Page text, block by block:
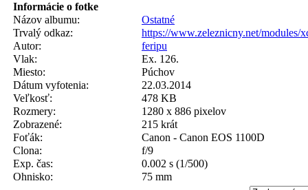
Informácie o fotke
Názov albumu:
Ostatné
Trvalý odkaz:
https://www.zeleznicny.net/modules/
Autor:
feripu
Vlak:
Ex. 126.
Miesto:
Púchov
Dátum vyfotenia:
22.03.2014
Veľkosť:
478 KB
Rozmery:
1280 x 886 pixelov
Zobrazené:
215 krát
Foťák:
Canon - Canon EOS 1100D
Clona:
f/9
Exp. čas:
0.002 s (1/500)
Ohnisko:
75 mm